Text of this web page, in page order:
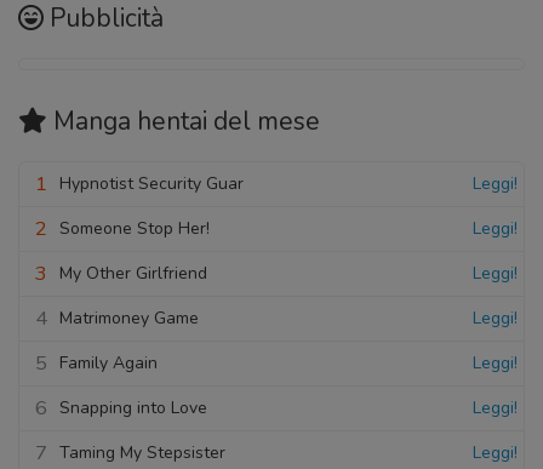
Pubblicità
Manga hentai del mese
1 Hypnotist Security Guar Leggi!
2 Someone Stop Her! Leggi!
3 My Other Girlfriend Leggi!
4 Matrimoney Game Leggi!
5 Family Again Leggi!
6 Snapping into Love Leggi!
7 Taming My Stepsister Leggi!